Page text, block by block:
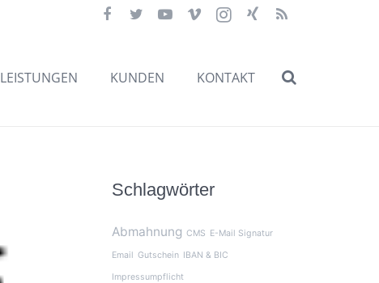
LEISTUNGEN KUNDEN KONTAKT
Schlagwörter
Abmahnung CMS E-Mail Signatur
Email Gutschein IBAN & BIC
Impressumpflicht